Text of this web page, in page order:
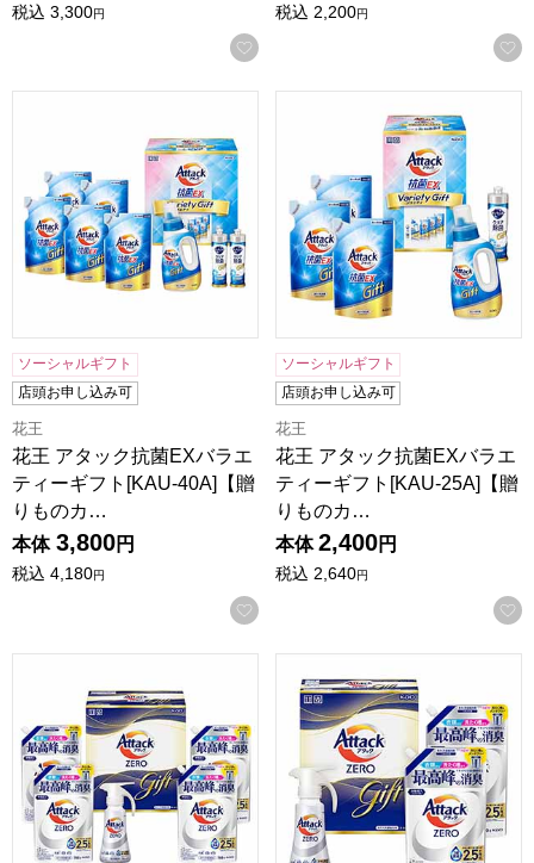
税込 3,300円
お気に入りに登録する
税込 2,200円
ソーシャルギフト
店頭お申し込み可
花王
花王 アタック抗菌EXバラエ
ティーギフト[KAU-40A]【贈
りものカ…
本体 3,800円
税込 4,180円
お気に入りに登録する
ソーシャルギフト
店頭お申し込み可
花王
花王 アタック抗菌EXバラエ
ティーギフト[KAU-25A]【贈
りものカ…
本体 2,400円
税込 2,640円